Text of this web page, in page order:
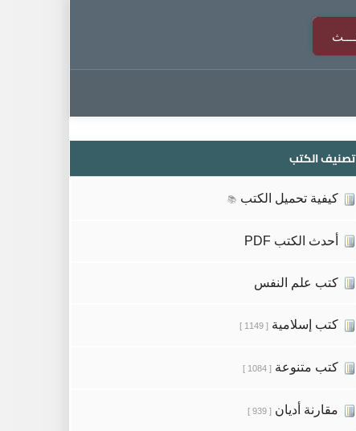
تصنيف الكتب
كيفية تحميل الكتب 📚
أحدث الكتب PDF
كتب علم النفس
كتب إسلامية [ 1149 ]
كتب متنوعة [ 1084 ]
مقارنة أديان [ 939 ]